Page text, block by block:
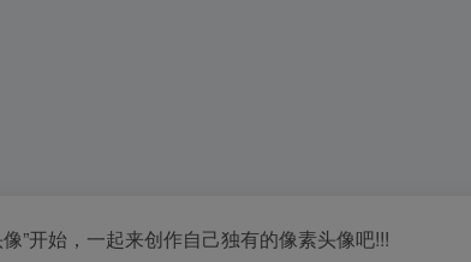
”开始，一起来创作自己独有的像素头像吧!!!